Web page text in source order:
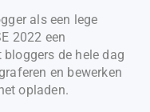
als een lege
2022 een
de hele dag
en bewerken
opladen.